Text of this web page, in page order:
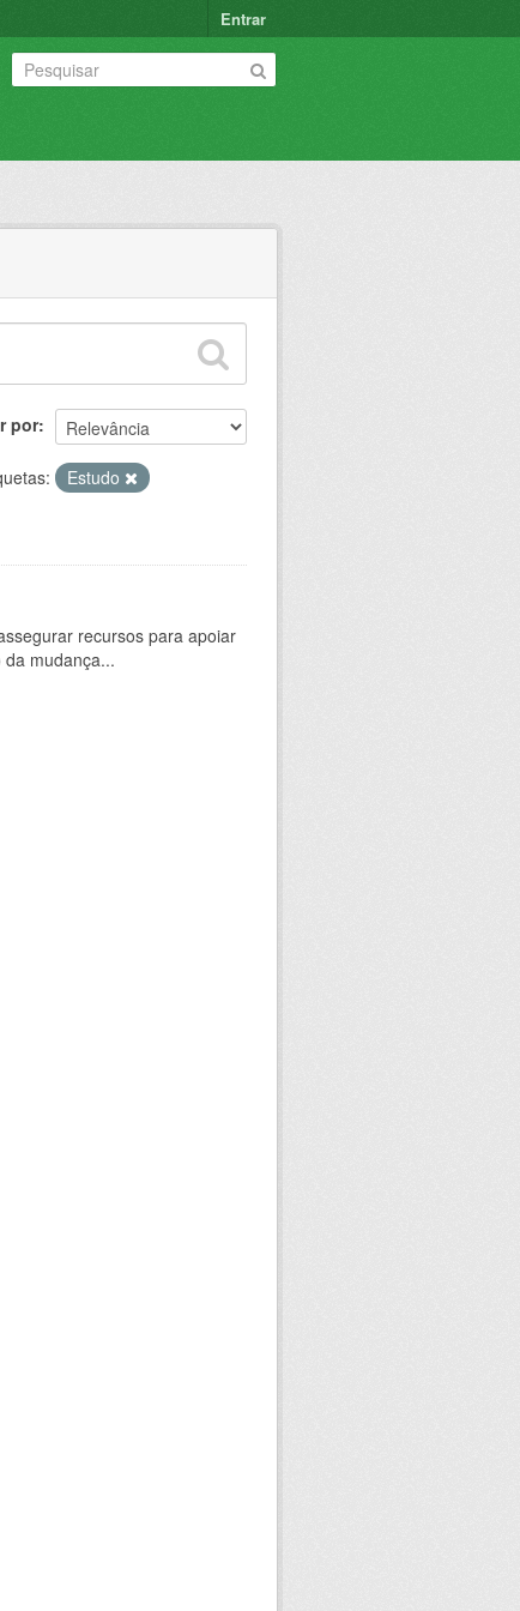
Entrar
por
Estudo
recursos para apoiar
mudança...